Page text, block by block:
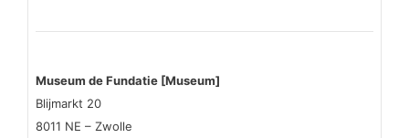
Museum de Fundatie [Museum]
Blijmarkt 20
8011 NE – Zwolle